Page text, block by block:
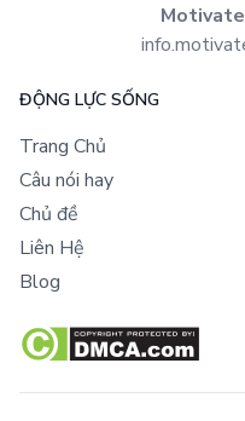
ĐỘNG LỰC SỐNG
Trang Chủ
Câu nói hay
Chủ đề
Liên Hệ
Blog